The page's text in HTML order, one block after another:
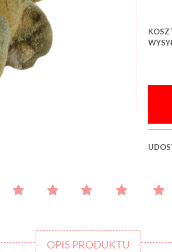
OPIS PRODUKTU